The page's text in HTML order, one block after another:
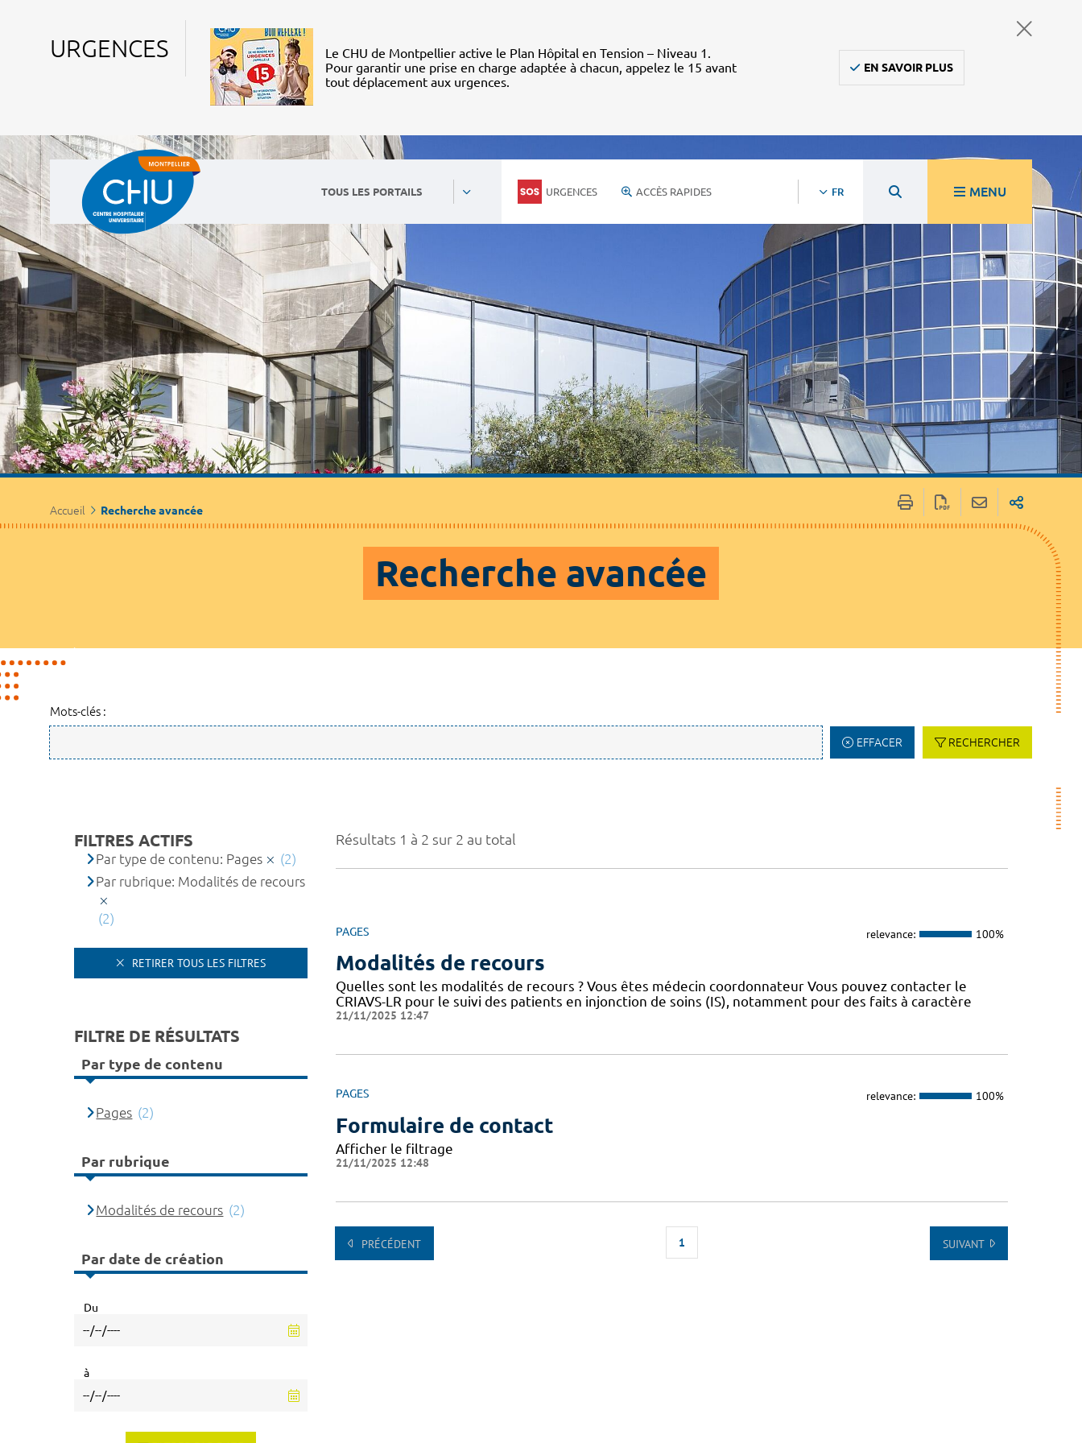
URGENCES
Le CHU de Montpellier active le Plan Hôpital en Tension – Niveau 1.
Pour garantir une prise en charge adaptée à chacun, appelez le 15 avant
tout déplacement aux urgences.
EN SAVOIR PLUS
TOUS LES PORTAILS URGENCES ACCÈS RAPIDES FR MENU
Accueil Recherche avancée
Recherche avancée
Mots-clés :
EFFACER RECHERCHER
Résultats 1 à 2 sur 2 au total
PAGES relevance: 100%
Modalités de recours
Quelles sont les modalités de recours ? Vous êtes médecin coordonnateur Vous pouvez contacter le
CRIAVS-LR pour le suivi des patients en injonction de soins (IS), notamment pour des faits à caractère
21/11/2025 12:47
PAGES relevance: 100%
Formulaire de contact
Afficher le filtrage
21/11/2025 12:48
PRÉCÉDENT 1 SUIVANT
FILTRES ACTIFS
Par type de contenu: Pages
(2)
Par rubrique: Modalités de recours
(2)
RETIRER TOUS LES FILTRES
FILTRE DE RÉSULTATS
Par type de contenu
Pages (2)
Par rubrique
Modalités de recours (2)
Par date de création
Du
à